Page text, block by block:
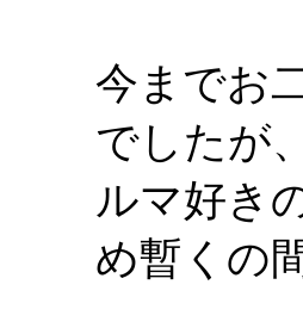
今までお
でしたが
ルマ好き
め暫くの